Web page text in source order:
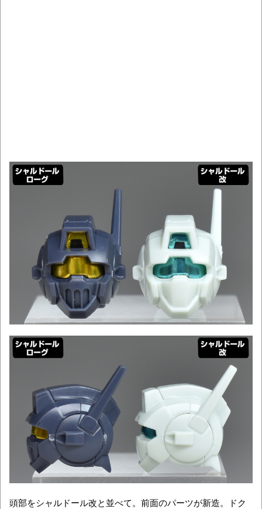
頭部をシャルドール改と並べて。前面のパーツが新造。ドク